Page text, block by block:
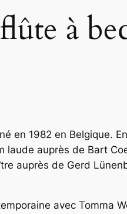
à
en 1982 en Belgique.
laude auprès de Bart
auprès de Gerd
avec Tomma